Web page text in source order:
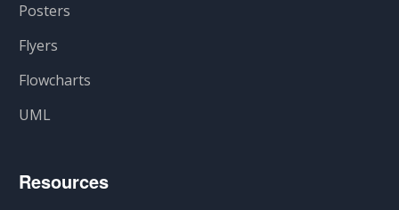
Posters
Flyers
Flowcharts
UML
Resources